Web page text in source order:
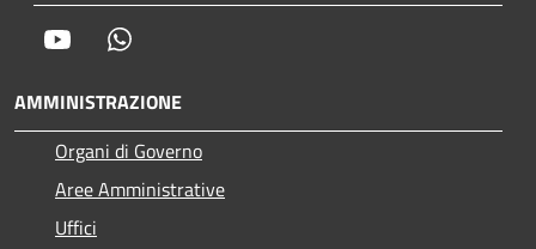
Youtube
AMMINISTRAZIONE
Organi di Governo
Aree Amministrative
Uffici